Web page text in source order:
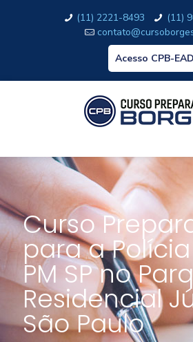
(11) 2221-8493
(11)
Acesso CPB-EAD
Curso
para a
PM SP no
Residencial
São Paulo